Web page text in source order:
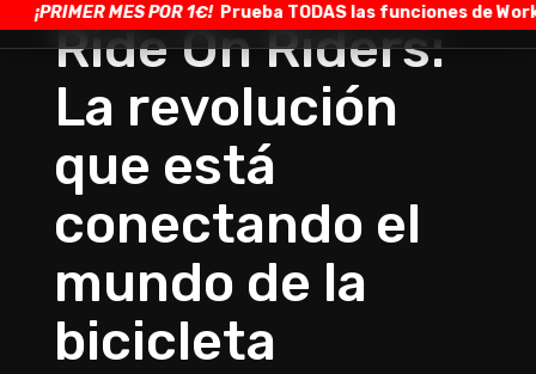
¡PRIMER MES POR 1€!Prueba TODAS las funciones de
Ride On Riders:
La revolución
que está
conectando el
mundo de la
bicicleta